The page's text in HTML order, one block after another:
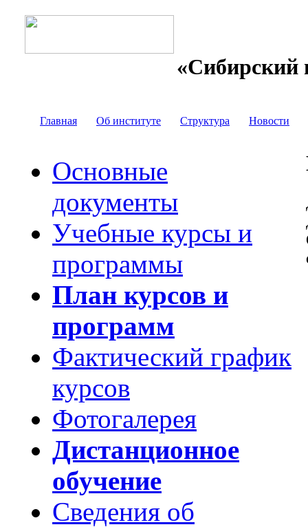
«Сибирский
Главная Об институте Структура Новости
Основные
документы
Учебные курсы и
программы
План курсов и
программ
Фактический график
курсов
Фотогалерея
Дистанционное
обучение
Сведения об